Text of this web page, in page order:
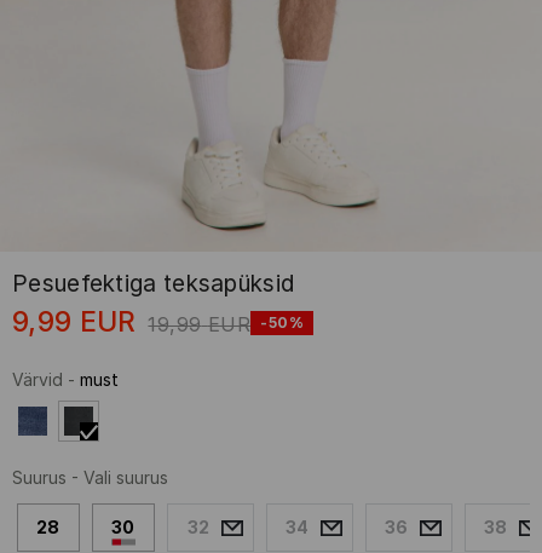
Pesuefektiga teksapüksid
9,99 EUR 19,99 EUR -50%
Värvid - must
Suurus - Vali suurus
28 30 32 34 36 38